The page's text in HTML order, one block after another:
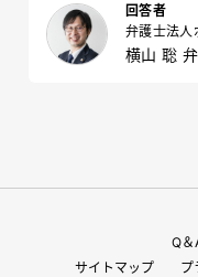
回答者
弁護士法
横山 聡
Q＆
サイトマップ
プ